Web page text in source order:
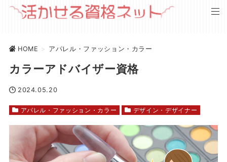
HOME > アパレル・ファッション・カラー
カラーアドバイザー資格
2024.05.20
アパレル・ファッション・カラー デザイン・デザイナー